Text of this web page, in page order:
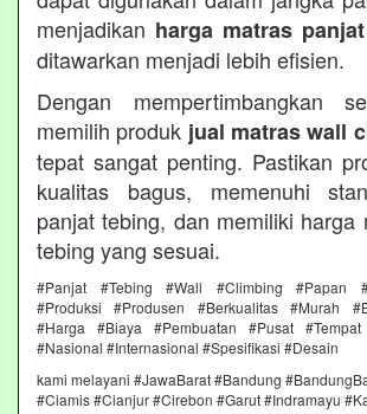
menjadikan harga matras
ditawarkan menjadi lebih efisien.
Dengan mempertimbangkan
memilih produk jual matras wall
tepat sangat penting. Pastikan
kualitas bagus, memenuhi
panjat tebing, dan memiliki harga
tebing yang sesuai.
#Panjat #Tebing #Wall #Climbing #Papan
#Produksi #Produsen #Berkualitas #Murah
#Harga #Biaya #Pembuatan #Pusat
#Nasional #Internasional #Spesifikasi #Desain
kami melayani #JawaBarat #Bandung
#Ciamis #Cianjur #Cirebon #Garut #Indramayu